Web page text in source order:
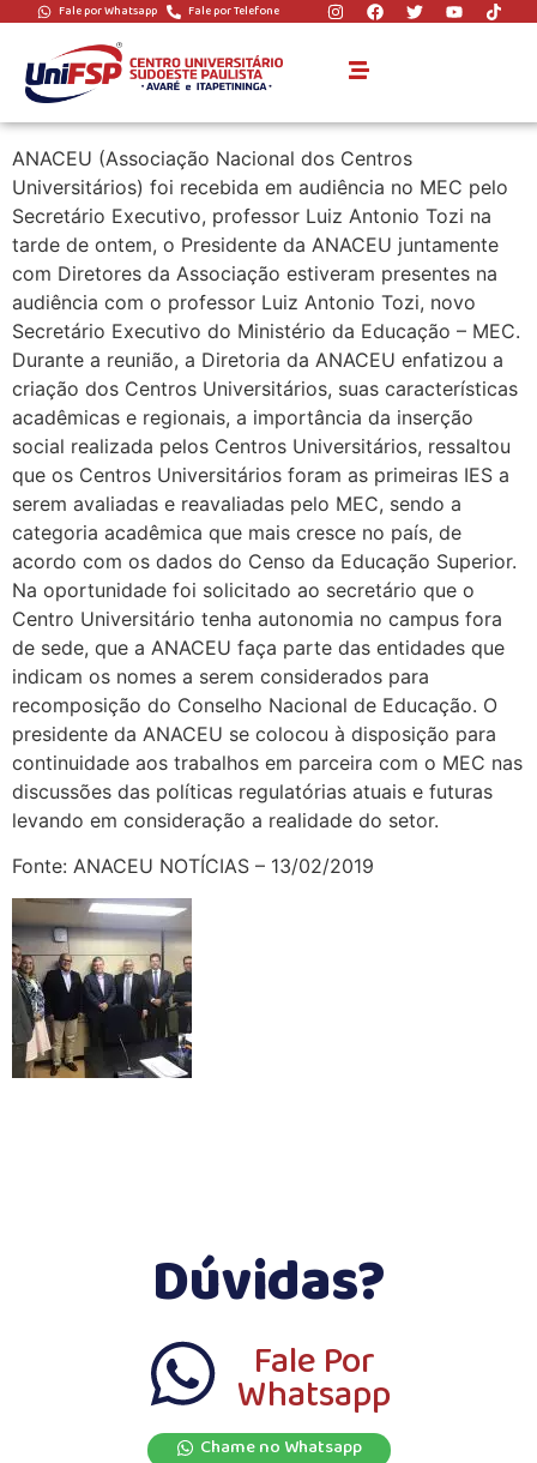
Fale por Whatsapp Fale por Telefone
ANACEU NOTÍCIAS –
13/02/2019
ANACEU (Associação Nacional dos Centros
Universitários) foi recebida em audiência no MEC pelo
Secretário Executivo, professor Luiz Antonio Tozi na
tarde de ontem, o Presidente da ANACEU juntamente
com Diretores da Associação estiveram presentes na
audiência com o professor Luiz Antonio Tozi, novo
Secretário Executivo do Ministério da Educação – MEC.
Durante a reunião, a Diretoria da ANACEU enfatizou a
criação dos Centros Universitários, suas características
acadêmicas e regionais, a importância da inserção
social realizada pelos Centros Universitários, ressaltou
que os Centros Universitários foram as primeiras IES a
serem avaliadas e reavaliadas pelo MEC, sendo a
categoria acadêmica que mais cresce no país, de
acordo com os dados do Censo da Educação Superior.
Na oportunidade foi solicitado ao secretário que o
Centro Universitário tenha autonomia no campus fora
de sede, que a ANACEU faça parte das entidades que
indicam os nomes a serem considerados para
recomposição do Conselho Nacional de Educação. O
presidente da ANACEU se colocou à disposição para
continuidade aos trabalhos em parceira com o MEC nas
discussões das políticas regulatórias atuais e futuras
levando em consideração a realidade do setor.
Fonte: ANACEU NOTÍCIAS – 13/02/2019
Dúvidas?
Fale Por
Whatsapp
Chame no Whatsapp